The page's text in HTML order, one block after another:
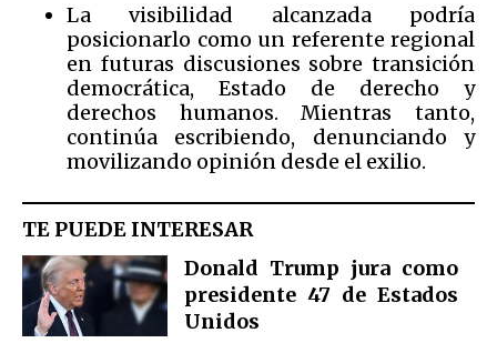
La visibilidad alcanzada podría
posicionarlo como un referente regional
en futuras discusiones sobre transición
democrática, Estado de derecho y
derechos humanos. Mientras tanto,
continúa escribiendo, denunciando y
movilizando opinión desde el exilio.
TE PUEDE INTERESAR
Donald Trump jura como
presidente 47 de Estados
Unidos